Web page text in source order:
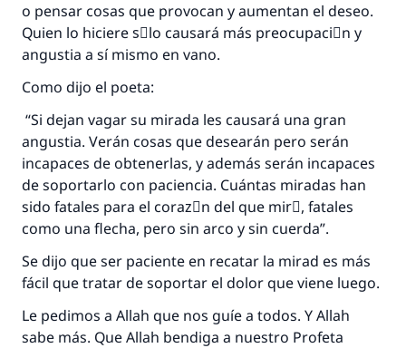
o pensar cosas que provocan y aumentan el deseo.
Quien lo hiciere sَlo causará más preocupaciَn y
angustia a sí mismo en vano.
Como dijo el poeta:
“Si dejan vagar su mirada les causará una gran
angustia. Verán cosas que desearán pero serán
incapaces de obtenerlas, y además serán incapaces
de soportarlo con paciencia. Cuántas miradas han
sido fatales para el corazَn del que mirَ, fatales
como una flecha, pero sin arco y sin cuerda”.
Se dijo que ser paciente en recatar la mirad es más
fácil que tratar de soportar el dolor que viene luego.
Le pedimos a Allah que nos guíe a todos. Y Allah
sabe más. Que Allah bendiga a nuestro Profeta